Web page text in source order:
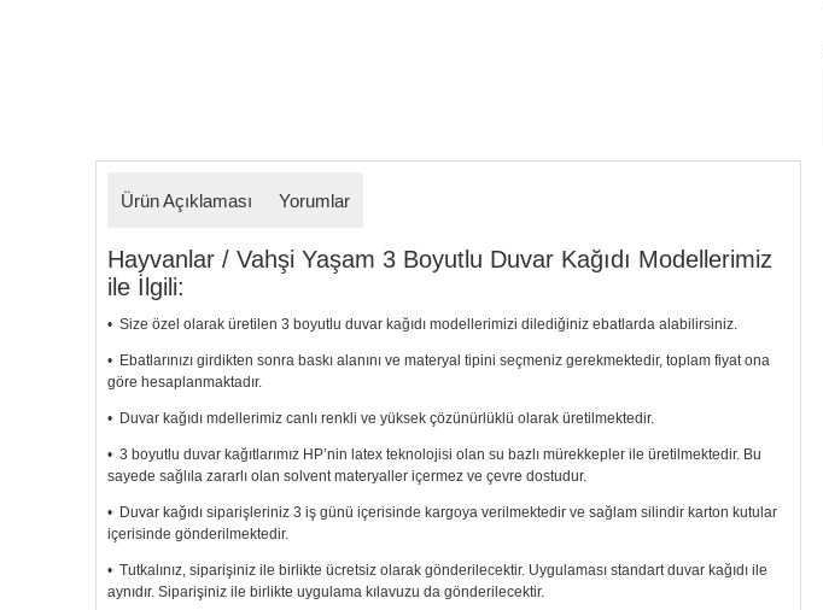
Ürün Açıklaması Yorumlar
Hayvanlar / Vahşi Yaşam 3 Boyutlu Duvar Kağıdı Modellerimiz
ile İlgili:
• Size özel olarak üretilen 3 boyutlu duvar kağıdı modellerimizi dilediğiniz ebatlarda alabilirsiniz.
• Ebatlarınızı girdikten sonra baskı alanını ve materyal tipini seçmeniz gerekmektedir, toplam fiyat ona
göre hesaplanmaktadır.
• Duvar kağıdı mdellerimiz canlı renkli ve yüksek çözünürlüklü olarak üretilmektedir.
• 3 boyutlu duvar kağıtlarımız HP’nin latex teknolojisi olan su bazlı mürekkepler ile üretilmektedir. Bu
sayede sağlıla zararlı olan solvent materyaller içermez ve çevre dostudur.
• Duvar kağıdı siparişleriniz 3 iş günü içerisinde kargoya verilmektedir ve sağlam silindir karton kutular
içerisinde gönderilmektedir.
• Tutkalınız, siparişiniz ile birlikte ücretsiz olarak gönderilecektir. Uygulaması standart duvar kağıdı ile
aynıdır. Siparişiniz ile birlikte uygulama kılavuzu da gönderilecektir.